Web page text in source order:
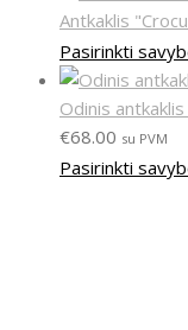
Antkaklis
Pasirinkti
Odinis
€68.00 su PVM
Pasirinkti